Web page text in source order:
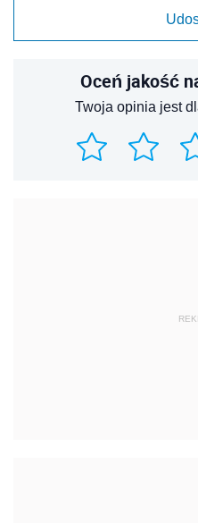
Oceń jakość
Twoja opinia jest